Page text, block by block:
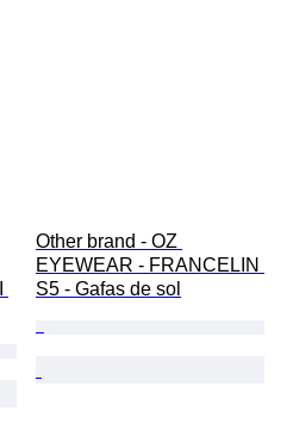
Other brand - OZ
EYEWEAR - FRANCELIN
S5 - Gafas de sol